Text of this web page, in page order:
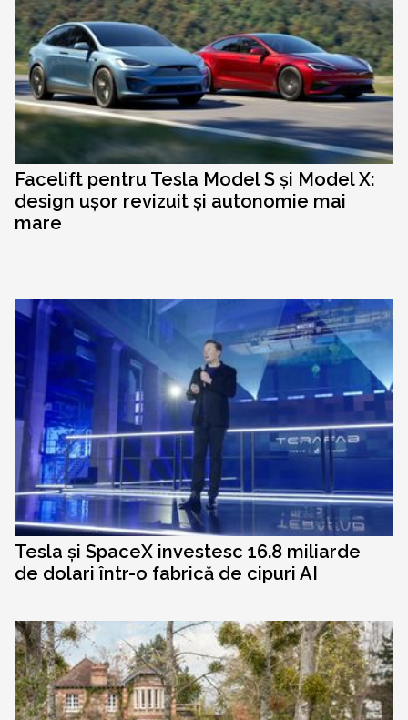
Facelift pentru Tesla Model S și Model X:
design ușor revizuit și autonomie mai
mare
Tesla și SpaceX investesc 16.8 miliarde
de dolari într-o fabrică de cipuri AI